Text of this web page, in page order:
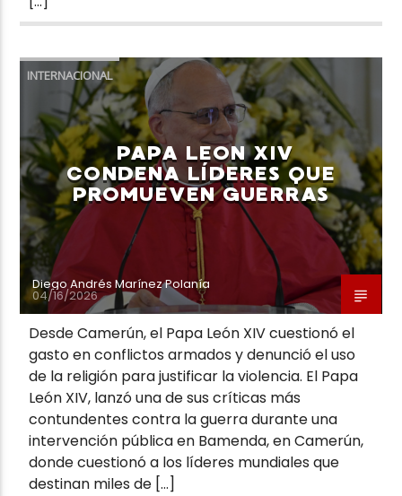
INTERNACIONAL
PAPA LEON XIV
CONDENA LÍDERES QUE
PROMUEVEN GUERRAS
Diego Andrés Marínez Polanía
04/16/2026
Desde Camerún, el Papa León XIV cuestionó el
gasto en conflictos armados y denunció el uso
de la religión para justificar la violencia. El Papa
León XIV, lanzó una de sus críticas más
contundentes contra la guerra durante una
intervención pública en Bamenda, en Camerún,
donde cuestionó a los líderes mundiales que
destinan miles de […]